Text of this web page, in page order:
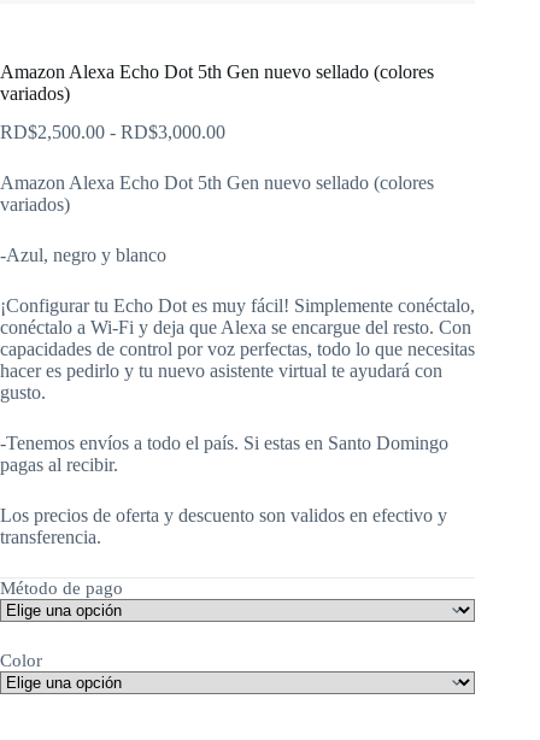
Amazon Alexa Echo Dot 5th Gen nuevo sellado (colores
variados)
RD$2,500.00 - RD$3,000.00Rango
precios:
desde
Amazon Alexa Echo Dot 5th Gen nuevo sellado (colores
variados)
-Azul, negro y blanco
¡Configurar tu Echo Dot es muy fácil! Simplemente conéctalo,
conéctalo a Wi-Fi y deja que Alexa se encargue del resto. Con
capacidades de control por voz perfectas, todo lo que necesitas
hacer es pedirlo y tu nuevo asistente virtual te ayudará con
gusto.
-Tenemos envíos a todo el país. Si estas en Santo Domingo
pagas al recibir.
Los precios de oferta y descuento son validos en efectivo y
transferencia.
Método de pago
Color